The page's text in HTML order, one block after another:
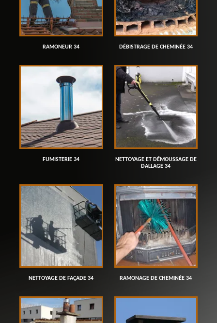
RAMONEUR 34 DÉBISTRAGE DE CHEMINÉE 34
FUMISTERIE 34
NETTOYAGE ET DÉMOUSSAGE DE
DALLAGE 34
NETTOYAGE DE FAÇADE 34 RAMONAGE DE CHEMINÉE 34